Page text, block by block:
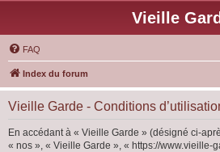
Vieille
FAQ
Index du forum
Vieille Garde - Conditions
En accédant à « Vieille Garde » (désigné ci-
« nos », « Vieille Garde », « https://www.vieille-